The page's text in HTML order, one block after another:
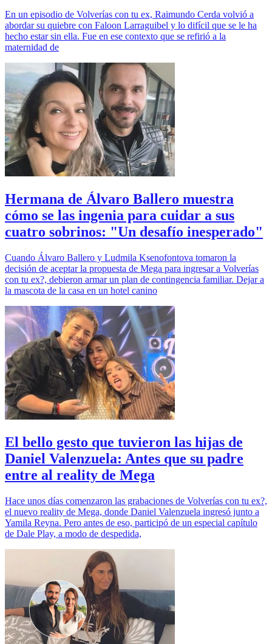
En un episodio de Volverías con tu ex, Raimundo Cerda volvió a
abordar su quiebre con Faloon Larraguibel y lo difícil que se le ha
hecho estar sin ella. Fue en ese contexto que se refirió a la
maternidad de
Hermana de Álvaro Ballero muestra
cómo se las ingenia para cuidar a sus
cuatro sobrinos: "Un desafío inesperado"
Cuando Álvaro Ballero y Ludmila Ksenofontova tomaron la
decisión de aceptar la propuesta de Mega para ingresar a Volverías
con tu ex?, debieron armar un plan de contingencia familiar. Dejar a
la mascota de la casa en un hotel canino
El bello gesto que tuvieron las hijas de
Daniel Valenzuela: Antes que su padre
entre al reality de Mega
Hace unos días comenzaron las grabaciones de Volverías con tu ex?,
el nuevo reality de Mega, donde Daniel Valenzuela ingresó junto a
Yamila Reyna. Pero antes de eso, participó de un especial capítulo
de Dale Play, a modo de despedida,